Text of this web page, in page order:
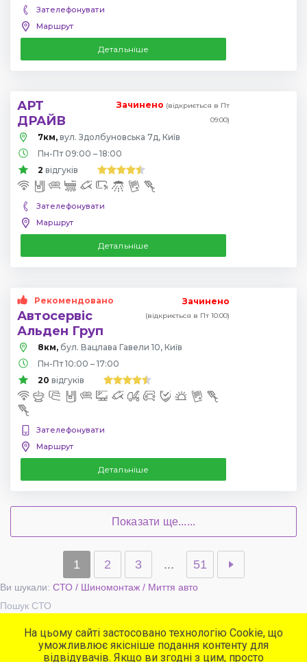
Зателефонувати
Маршрут
Детальніше
АРТ
ДРАЙВ
Зачинено (відкриється в Пт
09:00)
7км, вул. Здолбуновська 7д, Київ
Пн-Пт 09:00 – 18:00
2 відгуків
Зателефонувати
Маршрут
Детальніше
Рекомендовано
Автосервіс
Альден Груп
Зачинено
(відкриється в Пт 10:00)
8км, бул. Вацлава Гавели 10, Київ
Пн-Пт 10:00 – 17:00
20 відгуків
Зателефонувати
Маршрут
Детальніше
Показати ще......
1 2 3 ... 51
Ви шукали: СТО / Шиномонтаж / Миття авто
Пошук СТО
Популярні сервіси
СТО
На цьому сайті застосовано технологію Cookie, що
уможливлює якісніше подання контенту для
відвідувачів. Якщо ви згодні з цим, просто